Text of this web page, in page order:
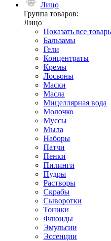
Лицо
Группа товаров:
Лицо
Показать все
Бальзамы
Гели
Концентраты
Кремы
Лосьоны
Маски
Масла
Мицеллярная вода
Молочко
Муссы
Мыла
Наборы
Патчи
Пенки
Пилинги
Пудры
Растворы
Скрабы
Сыворотки
Тоники
Флюиды
Эмульсии
Эссенции